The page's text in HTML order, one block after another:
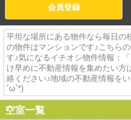
会員登録
平坦な場所にある物件なら毎日の
の物件はマンションです♪こちら
す♪気になるイチオシ物件情報：
け早めに不動産情報を集めたい方
絡ください♪地域の不動産情報を
´ω`*)
空室一覧